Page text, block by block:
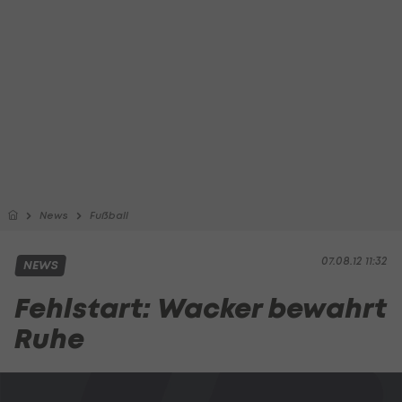
News Fußball
07.08.12 11:32
NEWS
Fehlstart: Wacker bewahrt
Ruhe